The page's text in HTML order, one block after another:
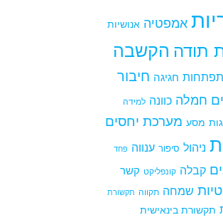
אמפטיה אנושיות
תודה הקשבה
חגיגה חיבור
חמלה כוונה למידה
מסע מערכת יחסים
ניהול סיפור ענווה פחד
קבלה קונפליקט קשר
שמחה תקווה תקשורת
תקשורת בינאישית